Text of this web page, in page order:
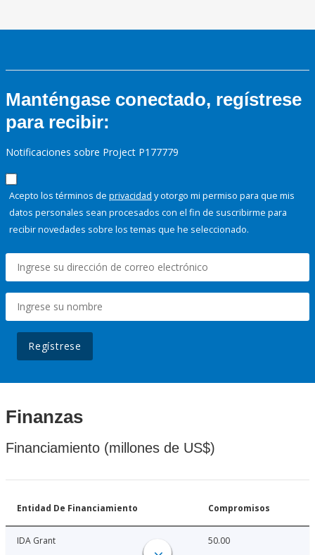
Manténgase conectado, regístrese
para recibir:
Notificaciones sobre Project P177779
Acepto los términos de privacidad y otorgo mi permiso para que mis
datos personales sean procesados con el fin de suscribirme para
recibir novedades sobre los temas que he seleccionado.
Regístrese
Finanzas
Financiamiento (millones de US$)
Entidad De Financiamiento Compromisos
IDA Grant 50.00